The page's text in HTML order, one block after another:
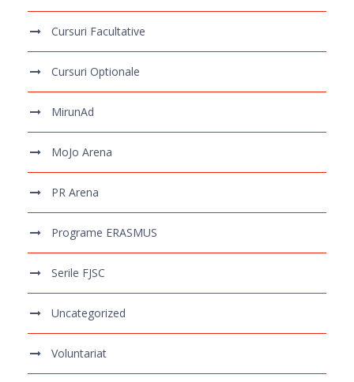
Cursuri Facultative
Cursuri Optionale
MirunAd
MoJo Arena
PR Arena
Programe ERASMUS
Serile FJSC
Uncategorized
Voluntariat